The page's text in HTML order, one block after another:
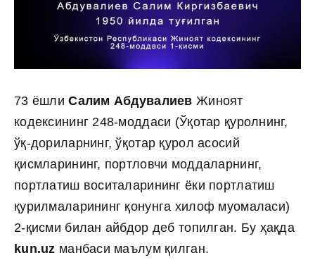
73 ёшлиСалим АбдувалиевЖиноят
кодексининг 248-моддаси (Ўқотар қуролнинг,
ўқ-дориларнинг, ўқотар қурол асосий
қисмларининг, портловчи моддаларнинг,
портлатиш воситаларининг ёки портлатиш
қурилмаларининг қонунга хилоф муомаласи)
2-қисми билан айбдор деб топилган. Бу ҳақда
kun.uz манбаси маълум қилган.